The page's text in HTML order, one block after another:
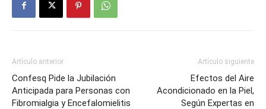
Artículo anterior
Confesq Pide la Jubilación
Anticipada para Personas con
Fibromialgia y Encefalomielitis
Artículo siguiente
Efectos del Aire
Acondicionado en la Piel,
Según Expertas en